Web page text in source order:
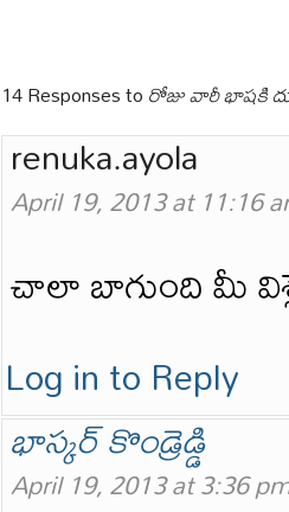
14 Responses toరోజు వారీ భాషకి
renuka.ayola
April 19, 2013 at 11:16
చాలా బాగుంది మీ
Log in to Reply
భాస్కర్ కొండ్రెడ్డి
April 19, 2013 at 3:36